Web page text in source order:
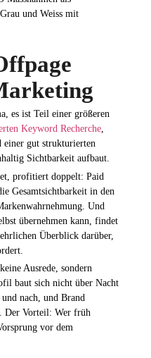
es ist Teil einer größeren
Keyword Recherche
einer gut strukturierten
Sichtbarkeit aufbaut.
profitiert doppelt: Paid
Gesamtsichtbarkeit in den
Und
übernehmen kann, findet
Überblick darüber,
Ausrede, sondern
baut sich nicht über Nacht
nach, und Brand
Der Vorteil: Wer früh
vor dem